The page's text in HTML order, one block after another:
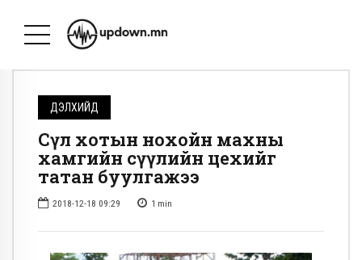
ДЭЛХИЙД
Сөүл хотын нохойн махны
хамгийн сүүлийн цехийг
татан буулгажээ
2018-12-18 09:29 1 min